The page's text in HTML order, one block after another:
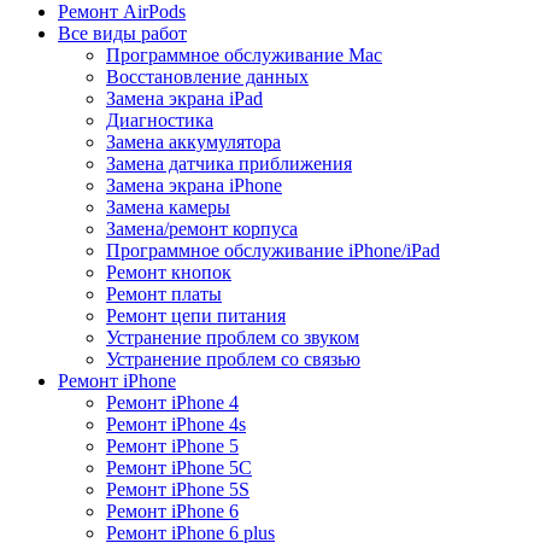
Ремонт AirPods
Все виды работ
Программное обслуживание Mac
Восстановление данных
Замена экрана iPad
Диагностика
Замена аккумулятора
Замена датчика приближения
Замена экрана iPhone
Замена камеры
Замена/ремонт корпуса
Программное обслуживание iPhone/iPad
Ремонт кнопок
Ремонт платы
Ремонт цепи питания
Устранение проблем со звуком
Устранение проблем со связью
Ремонт iPhone
Ремонт iPhone 4
Ремонт iPhone 4s
Ремонт iPhone 5
Ремонт iPhone 5C
Ремонт iPhone 5S
Ремонт iPhone 6
Ремонт iPhone 6 plus